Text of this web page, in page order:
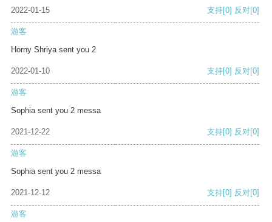
2022-01-15 支持[0] 反对[0]
游客
Horny Shriya sent you 2
2022-01-10 支持[0] 反对[0]
游客
Sophia sent you 2 messa
2021-12-22 支持[0] 反对[0]
游客
Sophia sent you 2 messa
2021-12-12 支持[0] 反对[0]
游客